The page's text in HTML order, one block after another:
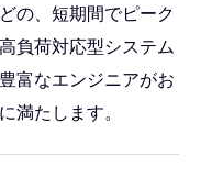
の、短期間でピーク
負荷対応型システム
富なエンジニアがお
満たします。